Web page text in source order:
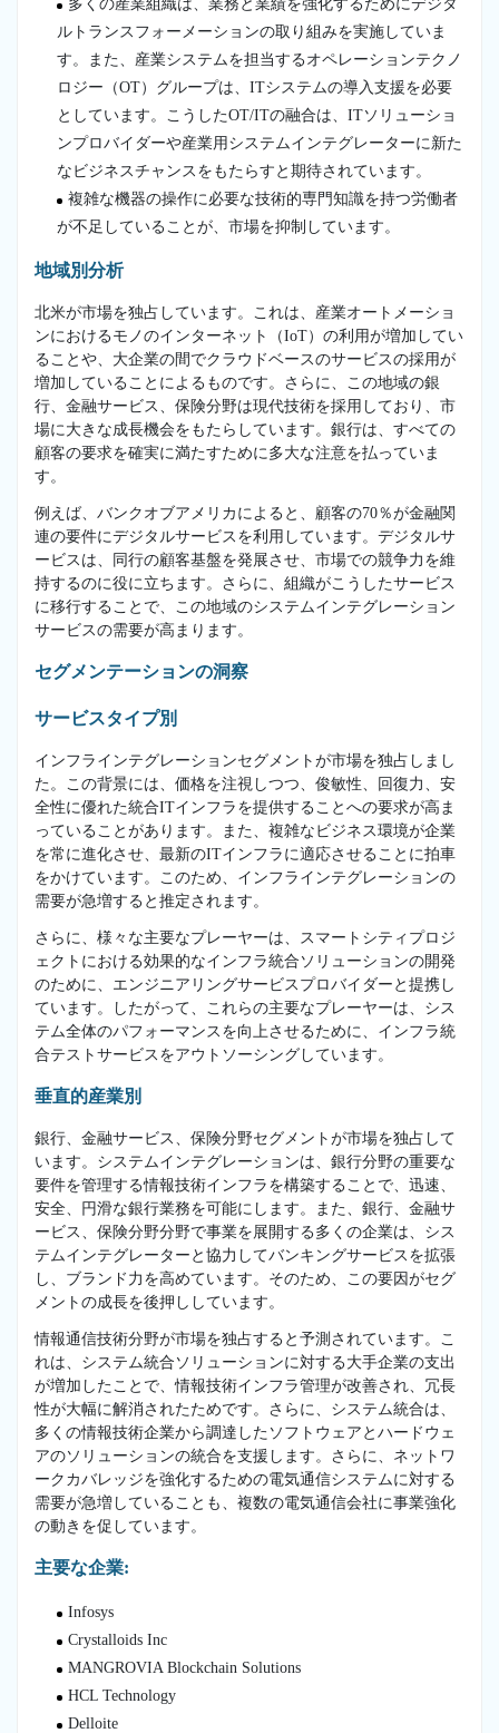
多くの産業組織は、業務と業績を強化するためにデジタ
ルトランスフォーメーションの取り組みを実施していま
す。また、産業システムを担当するオペレーションテクノ
ロジー（OT）グループは、ITシステムの導入支援を必要
としています。こうしたOT/ITの融合は、ITソリューショ
ンプロバイダーや産業用システムインテグレーターに新た
なビジネスチャンスをもたらすと期待されています。
複雑な機器の操作に必要な技術的専門知識を持つ労働者
が不足していることが、市場を抑制しています。
地域別分析
北米が市場を独占しています。これは、産業オートメーショ
ンにおけるモノのインターネット（IoT）の利用が増加してい
ることや、大企業の間でクラウドベースのサービスの採用が
増加していることによるものです。さらに、この地域の銀
行、金融サービス、保険分野は現代技術を採用しており、市
場に大きな成長機会をもたらしています。銀行は、すべての
顧客の要求を確実に満たすために多大な注意を払っていま
す。
例えば、バンクオブアメリカによると、顧客の70％が金融関
連の要件にデジタルサービスを利用しています。デジタルサ
ービスは、同行の顧客基盤を発展させ、市場での競争力を維
持するのに役に立ちます。さらに、組織がこうしたサービス
に移行することで、この地域のシステムインテグレーション
サービスの需要が高まります。
セグメンテーションの洞察
サービスタイプ別
インフラインテグレーションセグメントが市場を独占しまし
た。この背景には、価格を注視しつつ、俊敏性、回復力、安
全性に優れた統合ITインフラを提供することへの要求が高ま
っていることがあります。また、複雑なビジネス環境が企業
を常に進化させ、最新のITインフラに適応させることに拍車
をかけています。このため、インフラインテグレーションの
需要が急増すると推定されます。
さらに、様々な主要なプレーヤーは、スマートシティプロジ
ェクトにおける効果的なインフラ統合ソリューションの開発
のために、エンジニアリングサービスプロバイダーと提携し
ています。したがって、これらの主要なプレーヤーは、シス
テム全体のパフォーマンスを向上させるために、インフラ統
合テストサービスをアウトソーシングしています。
垂直的産業別
銀行、金融サービス、保険分野セグメントが市場を独占して
います。システムインテグレーションは、銀行分野の重要な
要件を管理する情報技術インフラを構築することで、迅速、
安全、円滑な銀行業務を可能にします。また、銀行、金融サ
ービス、保険分野分野で事業を展開する多くの企業は、シス
テムインテグレーターと協力してバンキングサービスを拡張
し、ブランド力を高めています。そのため、この要因がセグ
メントの成長を後押ししています。
情報通信技術分野が市場を独占すると予測されています。こ
れは、システム統合ソリューションに対する大手企業の支出
が増加したことで、情報技術インフラ管理が改善され、冗長
性が大幅に解消されたためです。さらに、システム統合は、
多くの情報技術企業から調達したソフトウェアとハードウェ
アのソリューションの統合を支援します。さらに、ネットワ
ークカバレッジを強化するための電気通信システムに対する
需要が急増していることも、複数の電気通信会社に事業強化
の動きを促しています。
主要な企業:
Infosys
Crystalloids Inc
MANGROVIA Blockchain Solutions
HCL Technology
Delloite